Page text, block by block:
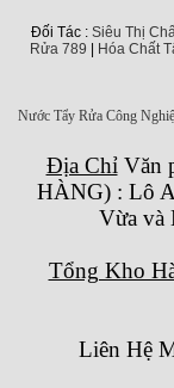
Đối Tác : Siêu Thị
Rửa 789
Hóa Chất
Nước Tẩy Rửa Công
Địa ChỉVăn
HÀNG) : Lô
Vừa và
Tổng Kho
Liên Hệ